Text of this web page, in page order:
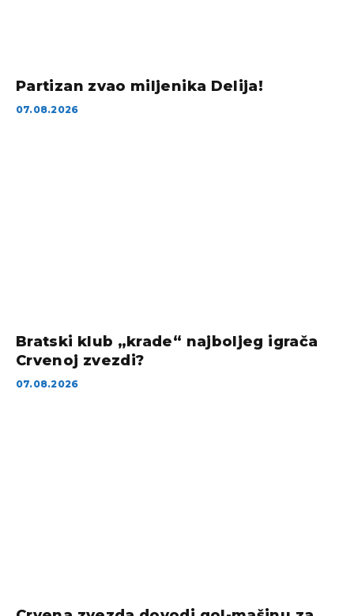
Partizan zvao miljenika Delija!
07.08.2026
Bratski klub „krade“ najboljeg igrača
Crvenoj zvezdi?
07.08.2026